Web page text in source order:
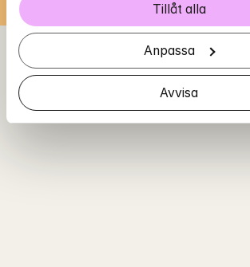
Tillåt alla
Anpassa
Avvisa